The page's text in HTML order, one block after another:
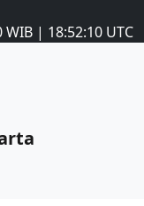
WIB | 18:52:10 UTC